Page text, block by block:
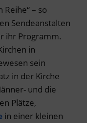
– so
Sendeanstalten
ihr Programm.
in
sein
in der Kirche
und die
Plätze,
in einer kleinen